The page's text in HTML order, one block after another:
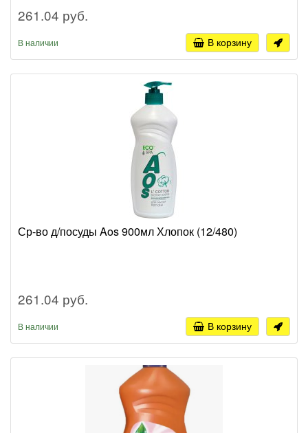
261.04 руб.
В наличии В корзину
Ср-во д/посуды Aos 900мл Хлопок (12/480)
261.04 руб.
В наличии В корзину